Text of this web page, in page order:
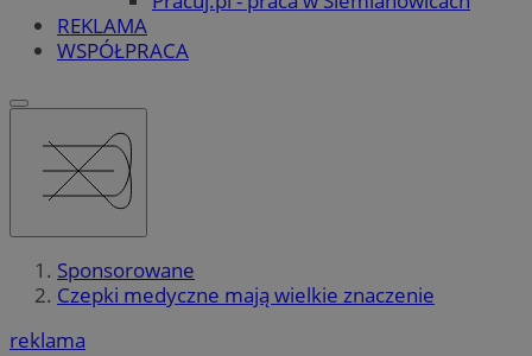
REKLAMA
WSPÓŁPRACA
Sponsorowane
Czepki medyczne mają wielkie znaczenie
reklama